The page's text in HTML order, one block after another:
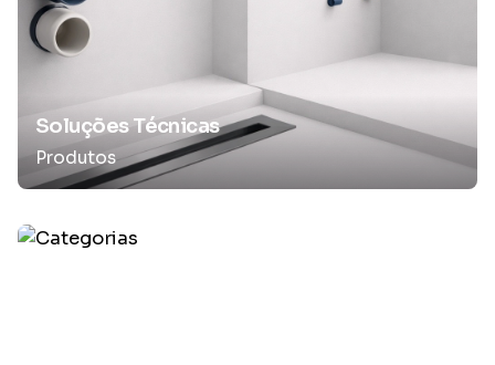
Soluções Técnicas
Produtos